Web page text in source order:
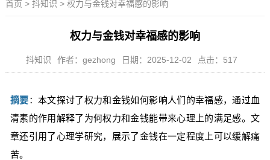
首页 > 抖知识 > 权力与金钱对幸福感的影响
权力与金钱对幸福感的影响
抖知识 作者：gezhong 日期：2025-12-02 点击：517
摘要：本文探讨了权力和金钱如何影响人们的幸福感，通过血
清素的作用解释了为何权力和金钱能带来心理上的满足感。文
章还引用了心理学研究，展示了金钱在一定程度上可以缓解痛
苦。